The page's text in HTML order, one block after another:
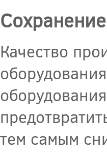
Качество
тем самым